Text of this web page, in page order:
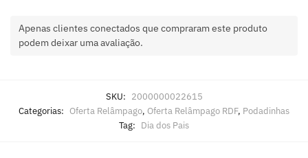
Apenas clientes conectados que compraram este produto
podem deixar uma avaliação.
SKU: 2000000022615
Categorias: Oferta Relâmpago, Oferta Relâmpago RDF, Podadinhas
Tag: Dia dos Pais